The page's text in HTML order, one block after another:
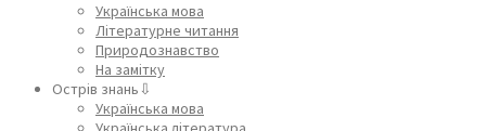
Українська мова
Літературне читання
Природознавство
На замітку
Острів знань⇩
Українська мова